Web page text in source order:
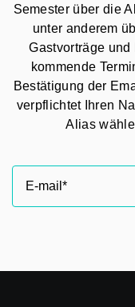
Semester über die
unter anderem
Gastvorträge
kommende
Bestätigung der
verpflichtet Ihren
Alias